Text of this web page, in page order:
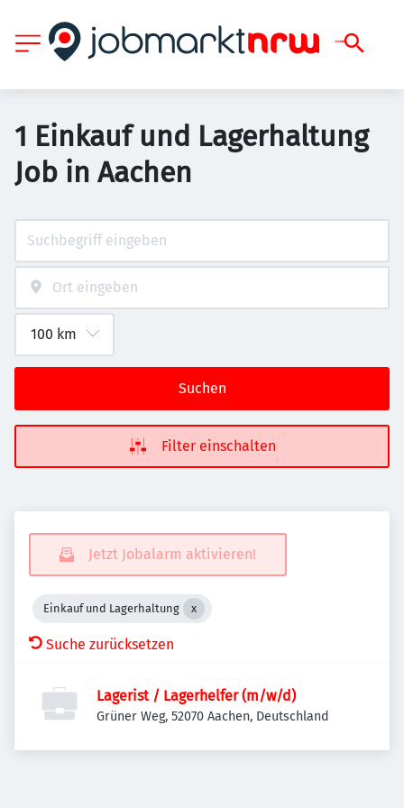
1 Einkauf und Lagerhaltung
Job in Aachen
Suchen
Filter einschalten
Jetzt Jobalarm aktivieren!
Einkauf und Lagerhaltung
Suche zurücksetzen
Lagerist / Lagerhelfer (m/w/d)
Grüner Weg, 52070 Aachen, Deutschland